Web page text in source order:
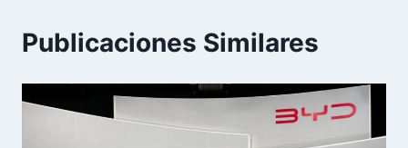
Publicaciones Similares